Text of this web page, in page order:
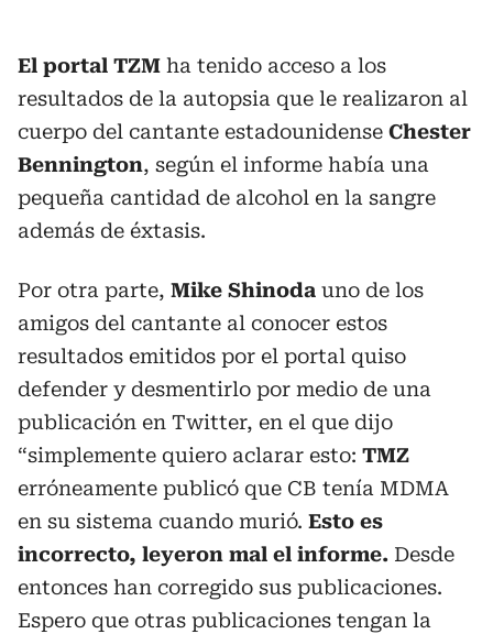
El portal TZM ha tenido acceso a los
resultados de la autopsia que le realizaron al
cuerpo del cantante estadounidense Chester
Bennington, según el informe había una
pequeña cantidad de alcohol en la sangre
además de éxtasis.
Por otra parte, Mike Shinoda uno de los
amigos del cantante al conocer estos
resultados emitidos por el portal quiso
defender y desmentirlo por medio de una
publicación en Twitter, en el que dijo
“simplemente quiero aclarar esto: TMZ
erróneamente publicó que CB tenía MDMA
en su sistema cuando murió. Esto es
incorrecto, leyeron mal el informe. Desde
entonces han corregido sus publicaciones.
Espero que otras publicaciones tengan la